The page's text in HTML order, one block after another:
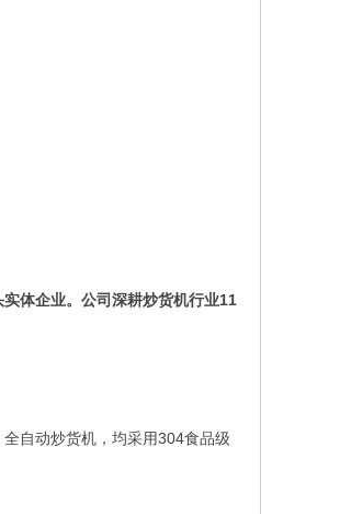
体企业。公司深耕炒货机行业11
自动炒货机，均采用304食品级